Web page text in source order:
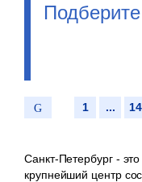
1 ... 14
Санкт-Петербург -
крупнейший центр